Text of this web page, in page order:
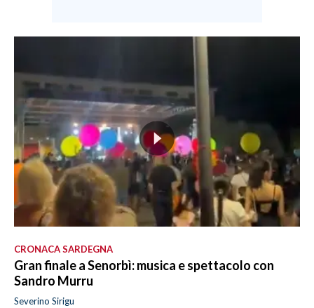
CRONACA SARDEGNA
Gran finale a Senorbì: musica e spettacolo con
Sandro Murru
Severino Sirigu